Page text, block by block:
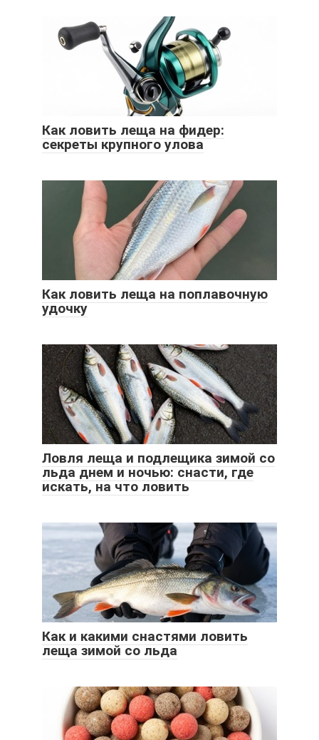
Как ловить леща на фидер:
секреты крупного улова
Как ловить леща на поплавочную
удочку
Ловля леща и подлещика зимой со
льда днем и ночью: снасти, где
искать, на что ловить
Как и какими снастями ловить
леща зимой со льда